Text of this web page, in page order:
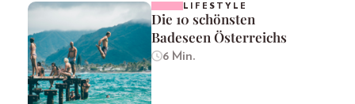
LIFESTYLE
Die 10 schönsten
Badeseen Österreichs
6 Min.